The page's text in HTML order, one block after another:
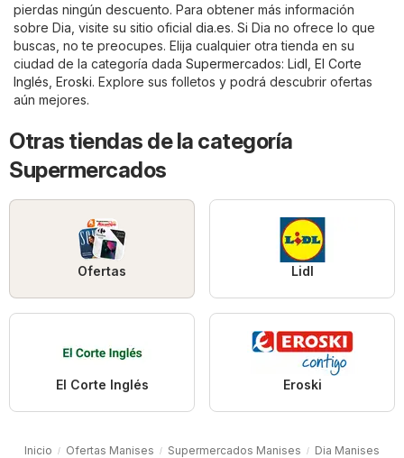
pierdas ningún descuento. Para obtener más información
sobre Dia, visite su sitio oficial dia.es. Si Dia no ofrece lo que
buscas, no te preocupes. Elija cualquier otra tienda en su
ciudad de la categoría dada Supermercados: Lidl El Corte
Inglés Eroski. Explore sus folletos y podrá descubrir ofertas
aún mejores.
Otras tiendas de la categoría
Supermercados
Ofertas Lidl
El Corte Inglés Eroski
Inicio Ofertas Manises Supermercados Manises Dia Manises